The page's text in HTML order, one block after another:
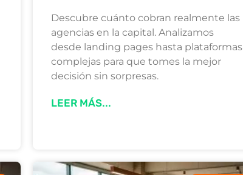
Descubre cuánto cobran realmente las
agencias en la capital. Analizamos
desde landing pages hasta plataformas
complejas para que tomes la mejor
decisión sin sorpresas.
LEER MÁS...